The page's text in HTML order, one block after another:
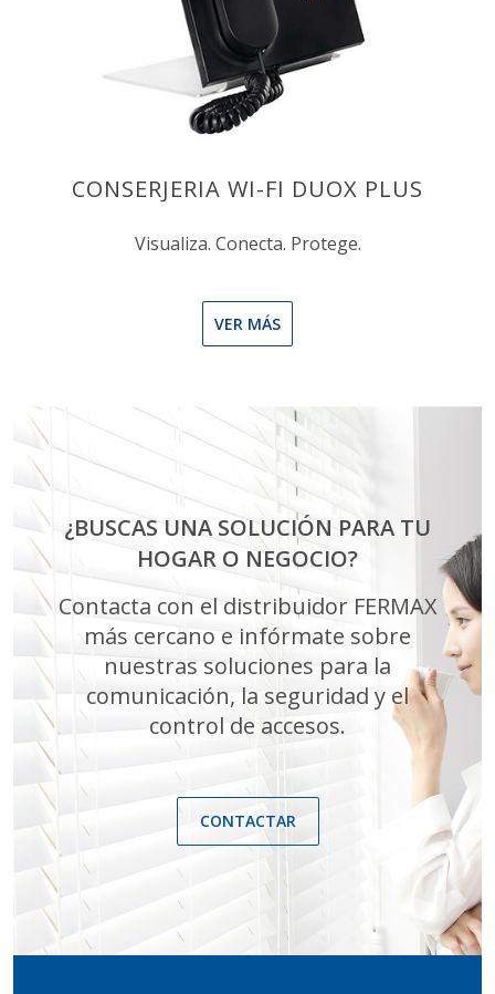
CONSERJERIA WI-FI DUOX PLUS
Visualiza. Conecta. Protege.
VER MÁS
¿BUSCAS UNA SOLUCIÓN PARA TU
HOGAR O NEGOCIO?
Contacta con el distribuidor FERMAX
más cercano e infórmate sobre
nuestras soluciones para la
comunicación, la seguridad y el
control de accesos.
CONTACTAR